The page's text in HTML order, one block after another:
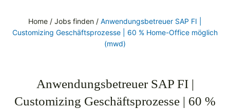
Home / Jobs finden / Anwendungsbetreuer SAP FI |
Customizing Geschäftsprozesse | 60 % Home-Office möglich
(mwd)
Anwendungsbetreuer SAP FI |
Customizing Geschäftsprozesse | 60 %